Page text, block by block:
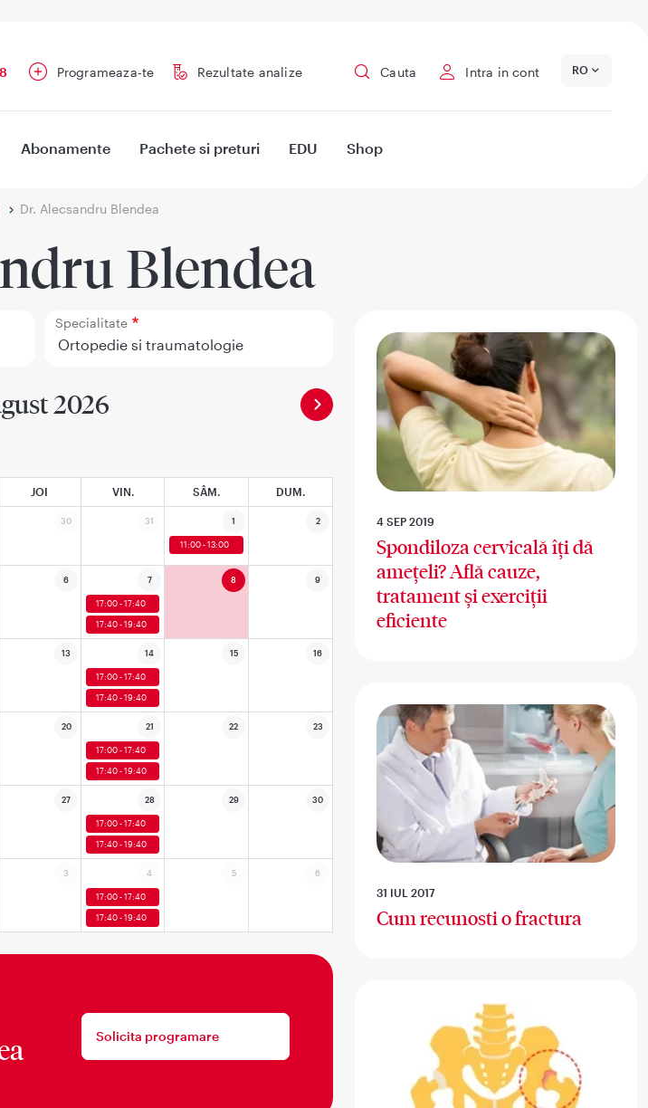
Programeaza-te Rezultate analize Cauta Intra in cont RO
Abonamente Pachete si preturi EDU Shop
Dr. Alecsandru Blendea
Blendea
Specialitate
2026
JOI VIN. SÂM. DUM.
30 31 1 2
11:00 - 13:00
6 7 8 9
17:00 - 17:40
17:40 - 19:40
13 14 15 16
17:00 - 17:40
17:40 - 19:40
20 21 22 23
17:00 - 17:40
17:40 - 19:40
27 28 29 30
17:00 - 17:40
17:40 - 19:40
3 4 5 6
17:00 - 17:40
17:40 - 19:40
Solicita programare
4 SEP 2019
Spondiloza cervicală îți dă
amețeli? Află cauze,
tratament și exerciții
eficiente
31 IUL 2017
Cum recunosti o fractura